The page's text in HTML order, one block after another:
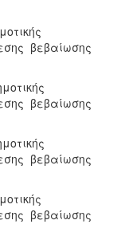
βεβαίωσης
βεβαίωσης
βεβαίωσης
βεβαίωσης